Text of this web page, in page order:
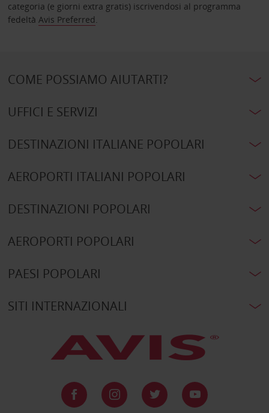
categoria (e giorni extra gratis) iscrivendosi al programma
fedeltà Avis Preferred.
COME POSSIAMO AIUTARTI?
UFFICI E SERVIZI
DESTINAZIONI ITALIANE POPOLARI
AEROPORTI ITALIANI POPOLARI
DESTINAZIONI POPOLARI
AEROPORTI POPOLARI
PAESI POPOLARI
SITI INTERNAZIONALI